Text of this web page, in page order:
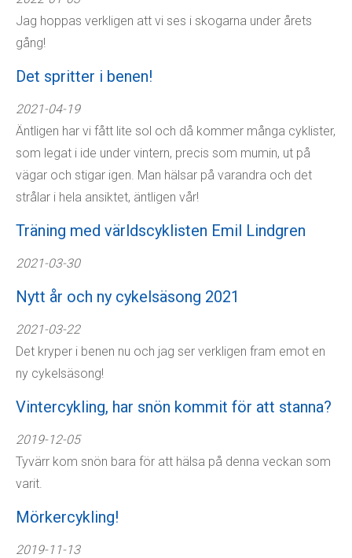
Jag hoppas verkligen att vi ses i skogarna under årets
gång!
Det spritter i benen!
2021-04-19
Äntligen har vi fått lite sol och då kommer många cyklister,
som legat i ide under vintern, precis som mumin, ut på
vägar och stigar igen. Man hälsar på varandra och det
strålar i hela ansiktet, äntligen vår!
Träning med världscyklisten Emil Lindgren
2021-03-30
Nytt år och ny cykelsäsong 2021
2021-03-22
Det kryper i benen nu och jag ser verkligen fram emot en
ny cykelsäsong!
Vintercykling, har snön kommit för att stanna?
2019-12-05
Tyvärr kom snön bara för att hälsa på denna veckan som
varit.
Mörkercykling!
2019-11-13